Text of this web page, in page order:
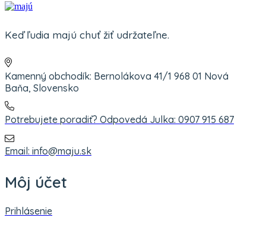
Keď ľudia majú chuť žiť udržateľne.
Kamenný obchodík: Bernolákova 41/1 968 01 Nová
Baňa, Slovensko
Potrebujete poradiť? Odpovedá Julka: 0907 915 687
Email: info@maju.sk
Môj účet
Prihlásenie